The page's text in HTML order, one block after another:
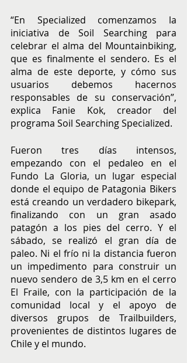
“En Specialized comenzamos la
iniciativa de Soil Searching para
celebrar el alma del Mountainbiking,
que es finalmente el sendero. Es el
alma de este deporte, y cómo sus
usuarios debemos hacernos
responsables de su conservación”,
explica Fanie Kok, creador del
programa Soil Searching Specialized.
Fueron tres días intensos,
empezando con el pedaleo en el
Fundo La Gloria, un lugar especial
donde el equipo de Patagonia Bikers
está creando un verdadero bikepark,
finalizando con un gran asado
patagón a los pies del cerro. Y el
sábado, se realizó el gran día de
paleo. Ni el frío ni la distancia fueron
un impedimento para construir un
nuevo sendero de 3,5 km en el cerro
El Fraile, con la participación de la
comunidad local y el apoyo de
diversos grupos de Trailbuilders,
provenientes de distintos lugares de
Chile y el mundo.